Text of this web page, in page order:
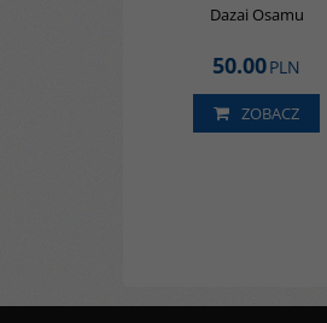
Dazai Osamu
50.00PLN
ZOBACZ